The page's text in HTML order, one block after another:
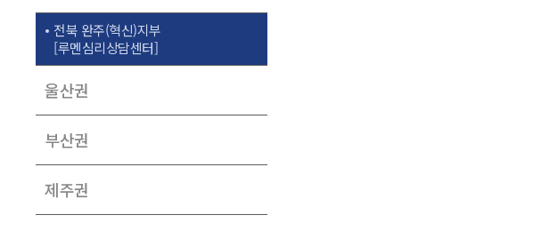
전북 완주(혁신)지부
[루멘심리상담센터]
울산권
부산권
제주권